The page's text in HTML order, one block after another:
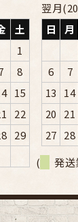
土
1
8
15
22
29
翌月
日
月
6
7
13
14
20
21
27 28
(
発送